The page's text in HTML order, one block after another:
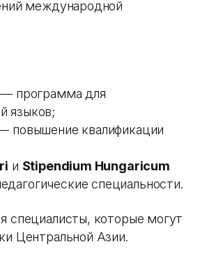
международной
— программа для
языков;
повышение квалификации
и Stipendium Hungaricum
специальности.
специалисты, которые могут
Центральной Азии.